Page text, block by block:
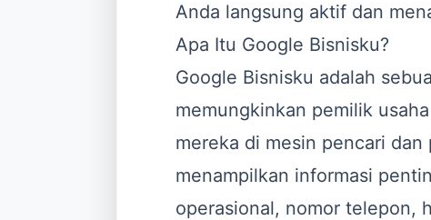
Anda langsung aktif dan
Apa Itu Google Bisnisku?
Google Bisnisku adalah
memungkinkan pemilik
mereka di mesin pencari
menampilkan informasi
operasional, nomor telepon,